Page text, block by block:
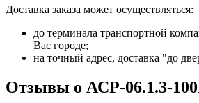
Доставка заказа может осуществляться:
до терминала транспортной
Вас городе;
на точный адрес, доставка "до
Отзывы о АСР-06.1.3-